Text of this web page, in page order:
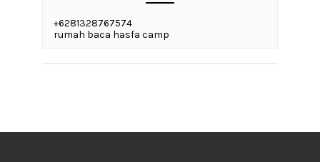
+6281328767574
rumah baca hasfa camp